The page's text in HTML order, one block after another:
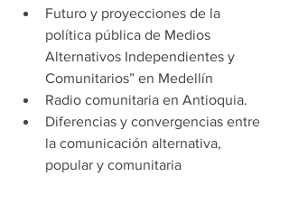
Futuro y proyecciones de la
política pública de Medios
Alternativos Independientes y
Comunitarios” en Medellín
Radio comunitaria en Antioquia.
Diferencias y convergencias entre
la comunicación alternativa,
popular y comunitaria